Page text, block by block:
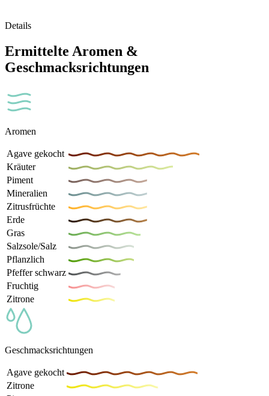
Details
Ermittelte Aromen &
Geschmacksrichtungen
Aromen
Agave gekocht
Kräuter
Piment
Mineralien
Zitrusfrüchte
Erde
Gras
Salzsole/Salz
Pflanzlich
Pfeffer schwarz
Fruchtig
Zitrone
Geschmacksrichtungen
Agave gekocht
Zitrone